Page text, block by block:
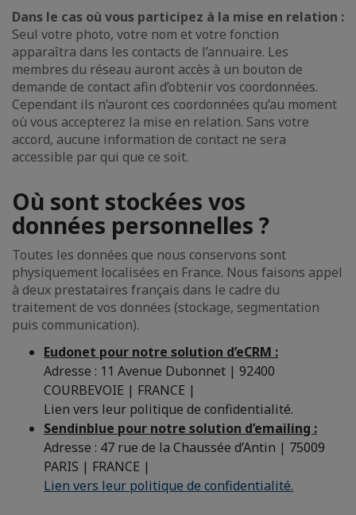
Dans le cas où vous participez à la mise en relation :
Seul votre photo, votre nom et votre fonction
apparaîtra dans les contacts de l’annuaire. Les
membres du réseau auront accès à un bouton de
demande de contact afin d’obtenir vos coordonnées.
Cependant ils n’auront ces coordonnées qu’au moment
où vous accepterez la mise en relation. Sans votre
accord, aucune information de contact ne sera
accessible par qui que ce soit.
Où sont stockées vos
données personnelles ?
Toutes les données que nous conservons sont
physiquement localisées en France. Nous faisons appel
à deux prestataires français dans le cadre du
traitement de vos données (stockage, segmentation
puis communication).
Eudonet pour notre solution d’eCRM :
Adresse : 11 Avenue Dubonnet | 92400
COURBEVOIE | FRANCE |
Lien vers leur politique de confidentialité.
Sendinblue pour notre solution d’emailing :
Adresse : 47 rue de la Chaussée d’Antin | 75009
PARIS | FRANCE |
Lien vers leur politique de confidentialité.